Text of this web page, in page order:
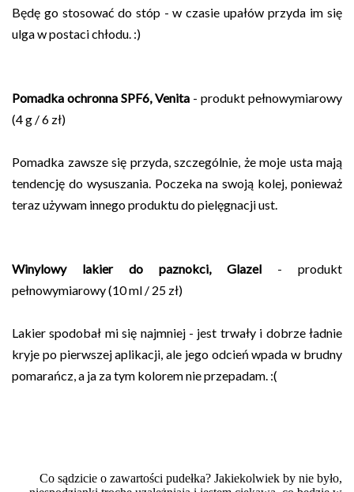
Będę go stosować do stóp - w czasie upałów przyda im się
ulga w postaci chłodu. :)
Pomadka ochronna SPF6, Venita - produkt pełnowymiarowy
(4 g / 6 zł)
Pomadka zawsze się przyda, szczególnie, że moje usta mają
tendencję do wysuszania. Poczeka na swoją kolej, ponieważ
teraz używam innego produktu do pielęgnacji ust.
Winylowy lakier do paznokci, Glazel - produkt
pełnowymiarowy (10 ml / 25 zł)
Lakier spodobał mi się najmniej - jest trwały i dobrze ładnie
kryje po pierwszej aplikacji, ale jego odcień wpada w brudny
pomarańcz, a ja za tym kolorem nie przepadam. :(
Co sądzicie o zawartości pudełka? Jakiekolwiek by nie było,